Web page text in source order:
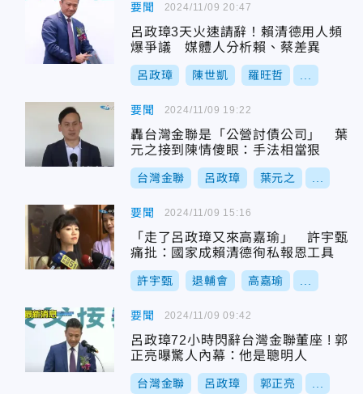
要聞
呂政璋3天火速請辭！賴清德用人頻
爆爭議 媒體人分析賴、蔡差異
呂政璋 陳世凱 羅旺哲
2024/11/09 20:47
要聞
轟台灣金聯是「公營討債公司」 葉
元之接到陳情傻眼：手法相當狠
台灣金聯 呂政璋 葉元之
2024/11/09 19:22
要聞
「走了呂政璋又來高嘉瑜」 許宇甄
痛批：國家成賴清德徇私報恩工具
許宇甄 退輔會 高嘉瑜
2024/11/09 15:16
要聞
呂政璋72小時閃辭台灣金聯董座 ! 郭
正亮曝驚人內幕：他是聰明人
台灣金聯 呂政璋 郭正亮
2024/11/09 09:42